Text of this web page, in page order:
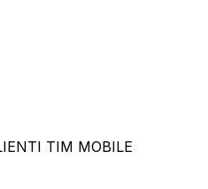
TIM MOBILE